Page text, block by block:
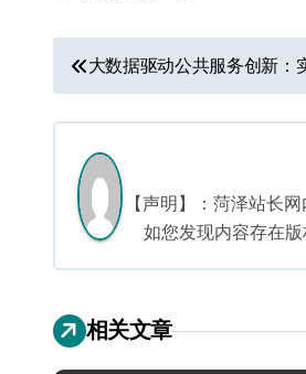
文
章
导
航
大数据驱动公共服务创新：
【声明】：菏泽站长
如您发现内容存在
相关文章